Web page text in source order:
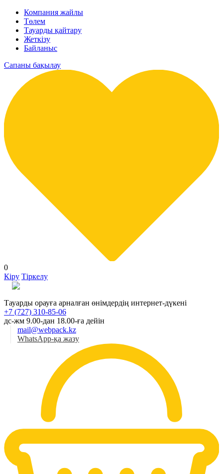
Компания жайлы
Төлем
Тауарды қайтару
Жеткізу
Байланыс
Сапаны бақылау
0
Кіру Тіркелу
Тауарды орауға арналған өнімдердің интернет-дүкені
+7 (727) 310-85-06
дс-жм 9.00-дан 18.00-ға дейін
mail@webpack.kz
WhatsApp-қа жазу